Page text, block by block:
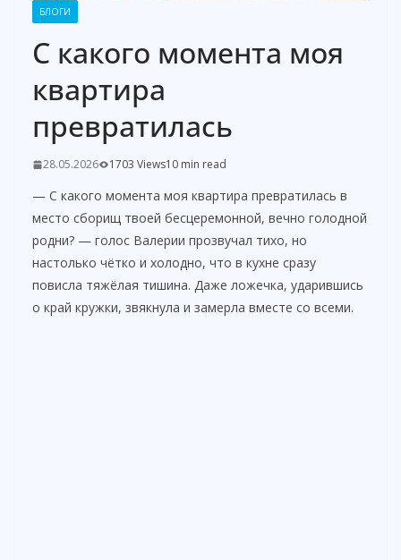
БЛОГИ
С какого момента моя
квартира
превратилась
28.05.2026 1703 Views10 min read
— С какого момента моя квартира превратилась в
место сборищ твоей бесцеремонной, вечно голодной
родни? — голос Валерии прозвучал тихо, но
настолько чётко и холодно, что в кухне сразу
повисла тяжёлая тишина. Даже ложечка, ударившись
о край кружки, звякнула и замерла вместе со всеми.